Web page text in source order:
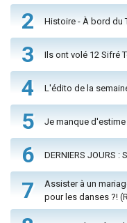
2 Histoire - À bord du
3 Ils ont volé 12 Sifré
4 L'édito de la
5 Je manque
6 DERNIERS JOURS :
7
Assister à un
pour les danses ?!